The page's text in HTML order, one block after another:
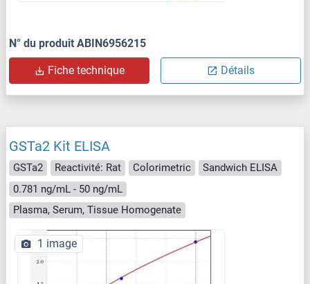
N° du produit ABIN6956215
Fiche technique Détails
GSTa2 Kit ELISA
GSTa2 Reactivité: Rat Colorimetric
Sandwich ELISA
0.781 ng/mL - 50 ng/mL
Plasma, Serum, Tissue Homogenate
1 image